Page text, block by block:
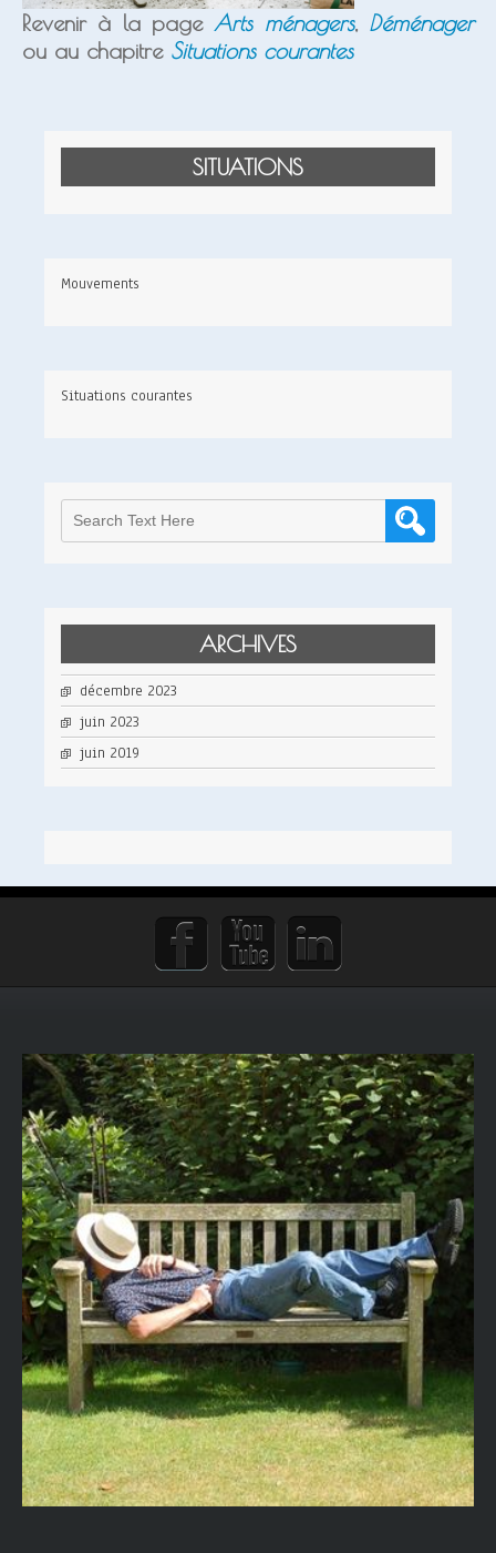
Revenir à la page Arts ménagers, Déménager
ou au chapitre Situations courantes
SITUATIONS
Mouvements
Situations courantes
ARCHIVES
décembre 2023
juin 2023
juin 2019